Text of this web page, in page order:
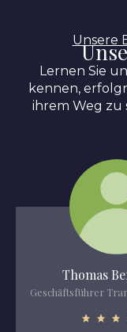
Unsere
Lernen Sie
kennen,
ihrem Weg